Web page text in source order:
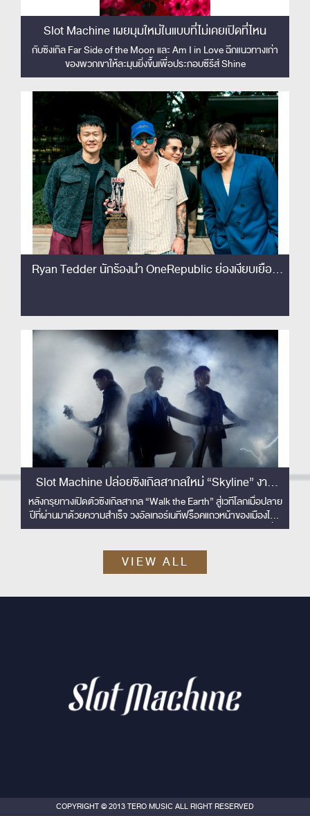
Slot Machine เผยมุมใหม่ในแบบที่ไม่เคยเปิดที่ไหน
กับซิงเกิล Far Side of the Moon และ Am I in Love ฉีกแนวทางเก่า
ของพวกเขาให้ละมุนยิ่งขึ้นเพื่อประกอบซีรีส์ Shine
Ryan Tedder นักร้องนำ OneRepublic ย่องเงียบเยือน
Slot Machine ปล่อยซิงเกิลสากลใหม่ “Skyline” งาน
ดนตรีปลดจินตนาการเหนือขอบฟ้า พร้อมส่งมิวสิควิดีโอ
คอนเซปต์ล้ำ ไร้ขีดจำกัด !!
หลังกรุยทางเปิดตัวซิงเกิลสากล “Walk the Earth” สู่เวทีโลกเมื่อปลาย
ปีที่ผ่านมาด้วยความสำเร็จ วงอัลเทอร์เนทีฟร็อคแถวหน้าของเมืองไทย
Slot Machine ค่าย Tero Music ได้เวลาปล่อยซิงเกิลสากลลำดับที่ 2
VIEW ALL
COPYRIGHT © 2013 TERO MUSIC ALL RIGHT RESERVED